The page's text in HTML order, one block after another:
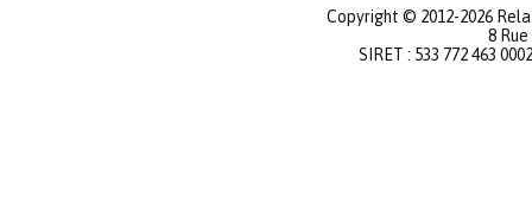
Copyright © 2012-2026
8
SIRET : 533 772 463